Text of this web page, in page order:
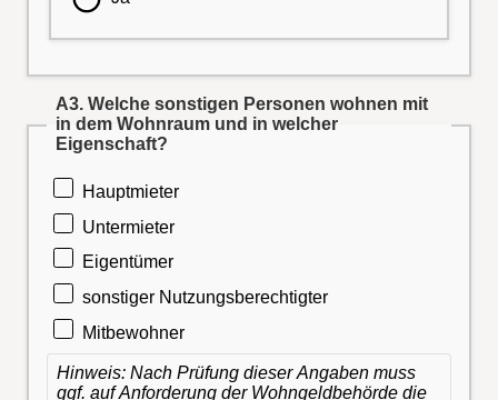
A3. Welche sonstigen Personen wohnen mit
in dem Wohnraum und in welcher
Eigenschaft?
Hauptmieter
Untermieter
Eigentümer
sonstiger Nutzungsberechtigter
Mitbewohner
Hinweis: Nach Prüfung dieser Angaben muss
ggf. auf Anforderung der Wohngeldbehörde die